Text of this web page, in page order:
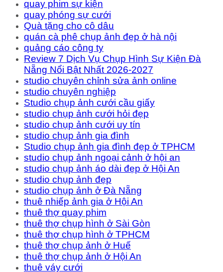
quay phim sự kiện
quay phóng sự cưới
Quà tặng cho cô dâu
quán cà phê chụp ảnh đẹp ở hà nội
quảng cáo công ty
Review 7 Dịch Vụ Chụp Hình Sự Kiện Đà
Nẵng Nổi Bật Nhất 2026-2027
studio chuyên chỉnh sửa ảnh online
studio chuyên nghiệp
Studio chụp ảnh cưới cầu giấy
studio chụp ảnh cưới hỏi đẹp
studio chụp ảnh cưới uy tín
studio chụp ảnh gia đình
Studio chụp ảnh gia đình đẹp ở TPHCM
studio chụp ảnh ngoại cảnh ở hội an
studio chụp ảnh áo dài đẹp ở Hội An
studio chụp ảnh đẹp
studio chụp ảnh ở Đà Nẵng
thuê nhiếp ảnh gia ở Hội An
thuê thợ quay phim
thuê thợ chụp hình ở Sài Gòn
thuê thợ chụp hình ở TPHCM
thuê thợ chụp ảnh ở Huế
thuê thợ chụp ảnh ở Hội An
thuê váy cưới